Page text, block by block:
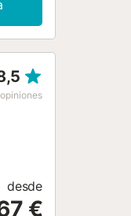
opiniones
desde
€